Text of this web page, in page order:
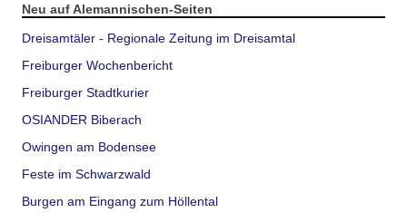
Neu auf Alemannischen-Seiten
Dreisamtäler - Regionale Zeitung im Dreisamtal
Freiburger Wochenbericht
Freiburger Stadtkurier
OSIANDER Biberach
Owingen am Bodensee
Feste im Schwarzwald
Burgen am Eingang zum Höllental